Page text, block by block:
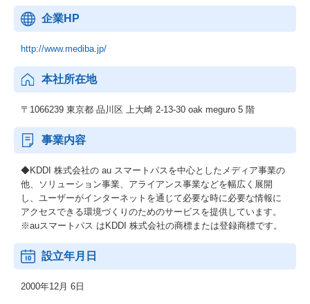
企業HP
http://www.mediba.jp/
本社所在地
〒1066239 東京都 品川区 上大崎 2-13-30 oak meguro 5 階
事業内容
◆KDDI 株式会社の au スマートパスを中心としたメディア事業の
他、ソリューション事業、アライアンス事業などを幅広く展開
し、ユーザーがインターネットを通じて必要な時に必要な情報に
アクセスできる環境づくりのためのサービスを提供しています。
※auスマートパス はKDDI 株式会社の商標または登録商標です。
設立年月日
2000年12月 6日